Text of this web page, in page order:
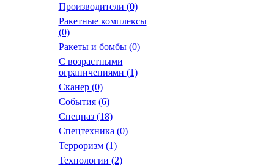
Производители (0)
Ракетные комплексы
(0)
Ракеты и бомбы (0)
С возрастными
ограничениями (1)
Сканер (0)
События (6)
Спецназ (18)
Спецтехника (0)
Терроризм (1)
Технологии (2)